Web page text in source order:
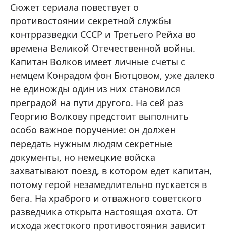
Сюжет сериала повествует о
противостоянии секретной службы
контрразведки СССР и Третьего Рейха во
времена Великой Отечественной войны.
Капитан Волков имеет личные счеты с
немцем Конрадом фон Бютцовом, уже далеко
не единожды один из них становился
преградой на пути другого. На сей раз
Георгию Волкову предстоит выполнить
особо важное поручение: он должен
передать нужным людям секретные
документы, но немецкие войска
захватывают поезд, в котором едет капитан,
потому герой незамедлительно пускается в
бега. На храброго и отважного советского
разведчика открыта настоящая охота. От
исхода жестокого противостояния зависит